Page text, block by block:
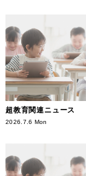
超教育関連ニュース
2026.7.6 Mon